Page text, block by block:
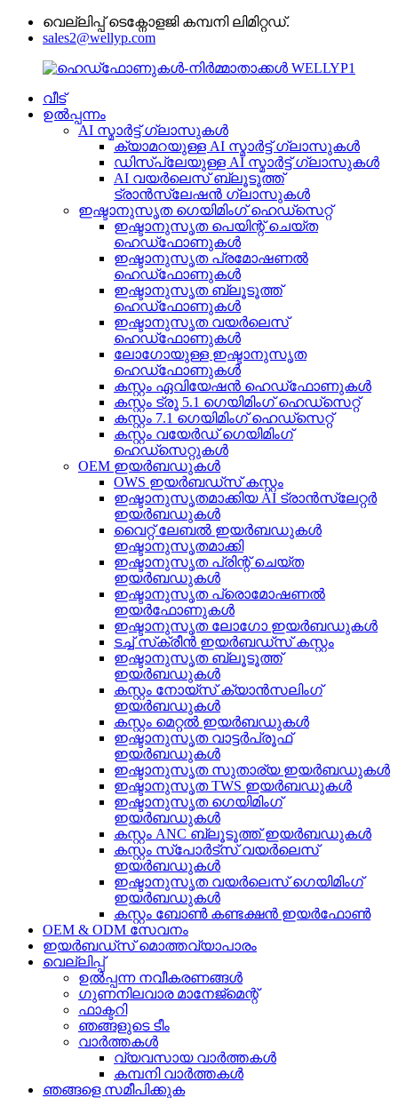
വെല്ലിപ്പ് ടെക്നോളജി കമ്പനി ലിമിറ്റഡ്.
sales2@wellyp.com
വീട്
ഉൽപ്പന്നം
AI സ്മാർട്ട് ഗ്ലാസുകൾ
ക്യാമറയുള്ള AI സ്മാർട്ട് ഗ്ലാസുകൾ
ഡിസ്‌പ്ലേയുള്ള AI സ്മാർട്ട് ഗ്ലാസുകൾ
AI വയർലെസ് ബ്ലൂടൂത്ത്
ട്രാൻസ്ലേഷൻ ഗ്ലാസുകൾ
ഇഷ്ടാനുസൃത ഗെയിമിംഗ് ഹെഡ്‌സെറ്റ്
ഇഷ്ടാനുസൃത പെയിന്റ് ചെയ്ത
ഹെഡ്‌ഫോണുകൾ
ഇഷ്ടാനുസൃത പ്രമോഷണൽ
ഹെഡ്‌ഫോണുകൾ
ഇഷ്ടാനുസൃത ബ്ലൂടൂത്ത്
ഹെഡ്‌ഫോണുകൾ
ഇഷ്ടാനുസൃത വയർലെസ്
ഹെഡ്‌ഫോണുകൾ
ലോഗോയുള്ള ഇഷ്ടാനുസൃത
ഹെഡ്‌ഫോണുകൾ
കസ്റ്റം ഏവിയേഷൻ ഹെഡ്‌ഫോണുകൾ
കസ്റ്റം ട്രൂ 5.1 ഗെയിമിംഗ് ഹെഡ്‌സെറ്റ്
കസ്റ്റം 7.1 ഗെയിമിംഗ് ഹെഡ്‌സെറ്റ്
കസ്റ്റം വയേർഡ് ഗെയിമിംഗ്
ഹെഡ്‌സെറ്റുകൾ
OEM ഇയർബഡുകൾ
OWS ഇയർബഡ്‌സ് കസ്റ്റം
ഇഷ്ടാനുസൃതമാക്കിയ AI ട്രാൻസ്ലേറ്റർ
ഇയർബഡുകൾ
വൈറ്റ് ലേബൽ ഇയർബഡുകൾ
ഇഷ്ടാനുസൃതമാക്കി
ഇഷ്ടാനുസൃത പ്രിന്റ് ചെയ്ത
ഇയർബഡുകൾ
ഇഷ്ടാനുസൃത പ്രൊമോഷണൽ
ഇയർഫോണുകൾ
ഇഷ്ടാനുസൃത ലോഗോ ഇയർബഡുകൾ
ടച്ച് സ്‌ക്രീൻ ഇയർബഡ്‌സ് കസ്റ്റം
ഇഷ്ടാനുസൃത ബ്ലൂടൂത്ത്
ഇയർബഡുകൾ
കസ്റ്റം നോയ്‌സ് ക്യാൻസലിംഗ്
ഇയർബഡുകൾ
കസ്റ്റം മെറ്റൽ ഇയർബഡുകൾ
ഇഷ്ടാനുസൃത വാട്ടർപ്രൂഫ്
ഇയർബഡുകൾ
ഇഷ്ടാനുസൃത സുതാര്യ ഇയർബഡുകൾ
ഇഷ്ടാനുസൃത TWS ഇയർബഡുകൾ
ഇഷ്ടാനുസൃത ഗെയിമിംഗ്
ഇയർബഡുകൾ
കസ്റ്റം ANC ബ്ലൂടൂത്ത് ഇയർബഡുകൾ
കസ്റ്റം സ്‌പോർട്‌സ് വയർലെസ്
ഇയർബഡുകൾ
ഇഷ്ടാനുസൃത വയർലെസ് ഗെയിമിംഗ്
ഇയർബഡുകൾ
കസ്റ്റം ബോൺ കണ്ടക്ഷൻ ഇയർഫോൺ
OEM & ODM സേവനം
ഇയർബഡ്‌സ് മൊത്തവ്യാപാരം
വെല്ലിപ്പ്
ഉൽപ്പന്ന നവീകരണങ്ങൾ
ഗുണനിലവാര മാനേജ്മെന്റ്
ഫാക്ടറി
ഞങ്ങളുടെ ടീം
വാർത്തകൾ
വ്യവസായ വാർത്തകൾ
കമ്പനി വാർത്തകൾ
ഞങ്ങളെ സമീപിക്കുക